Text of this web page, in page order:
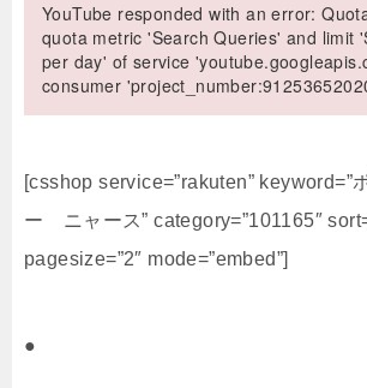
YouTube responded with an error:
quota metric 'Search Queries' and limit
per day' of service
consumer
[csshop service=”rakuten” keyword=”
ー ニャース” category=”101165″
pagesize=”2″ mode=”embed”]
●